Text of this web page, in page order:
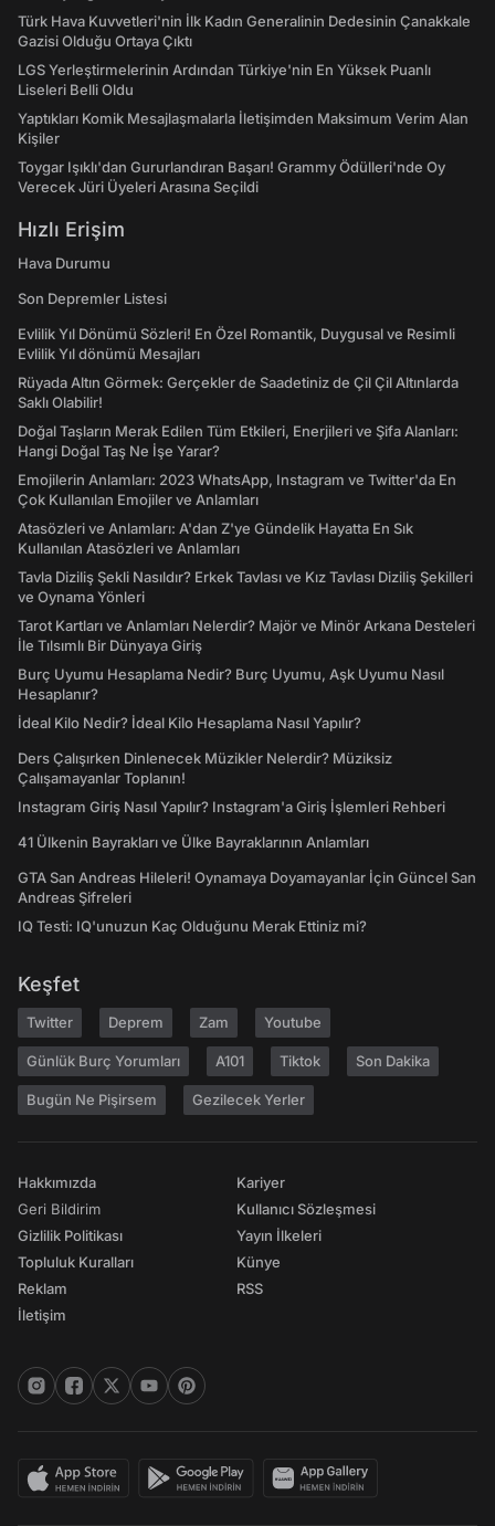
Türk Hava Kuvvetleri'nin İlk Kadın Generalinin Dedesinin Çanakkale
Gazisi Olduğu Ortaya Çıktı
LGS Yerleştirmelerinin Ardından Türkiye'nin En Yüksek Puanlı
Liseleri Belli Oldu
Yaptıkları Komik Mesajlaşmalarla İletişimden Maksimum Verim Alan
Kişiler
Toygar Işıklı'dan Gururlandıran Başarı! Grammy Ödülleri'nde Oy
Verecek Jüri Üyeleri Arasına Seçildi
Hızlı Erişim
Hava Durumu
Son Depremler Listesi
Evlilik Yıl Dönümü Sözleri! En Özel Romantik, Duygusal ve Resimli
Evlilik Yıl dönümü Mesajları
Rüyada Altın Görmek: Gerçekler de Saadetiniz de Çil Çil Altınlarda
Saklı Olabilir!
Doğal Taşların Merak Edilen Tüm Etkileri, Enerjileri ve Şifa Alanları:
Hangi Doğal Taş Ne İşe Yarar?
Emojilerin Anlamları: 2023 WhatsApp, Instagram ve Twitter'da En
Çok Kullanılan Emojiler ve Anlamları
Atasözleri ve Anlamları: A'dan Z'ye Gündelik Hayatta En Sık
Kullanılan Atasözleri ve Anlamları
Tavla Diziliş Şekli Nasıldır? Erkek Tavlası ve Kız Tavlası Diziliş Şekilleri
ve Oynama Yönleri
Tarot Kartları ve Anlamları Nelerdir? Majör ve Minör Arkana Desteleri
İle Tılsımlı Bir Dünyaya Giriş
Burç Uyumu Hesaplama Nedir? Burç Uyumu, Aşk Uyumu Nasıl
Hesaplanır?
İdeal Kilo Nedir? İdeal Kilo Hesaplama Nasıl Yapılır?
Ders Çalışırken Dinlenecek Müzikler Nelerdir? Müziksiz
Çalışamayanlar Toplanın!
Instagram Giriş Nasıl Yapılır? Instagram'a Giriş İşlemleri Rehberi
41 Ülkenin Bayrakları ve Ülke Bayraklarının Anlamları
GTA San Andreas Hileleri! Oynamaya Doyamayanlar İçin Güncel San
Andreas Şifreleri
IQ Testi: IQ'unuzun Kaç Olduğunu Merak Ettiniz mi?
Keşfet
Twitter Deprem Zam Youtube
Günlük Burç Yorumları A101 Tiktok Son Dakika
Bugün Ne Pişirsem Gezilecek Yerler
Hakkımızda
Geri Bildirim
Gizlilik Politikası
Topluluk Kuralları
Reklam
İletişim
Kariyer
Kullanıcı Sözleşmesi
Yayın İlkeleri
Künye
RSS